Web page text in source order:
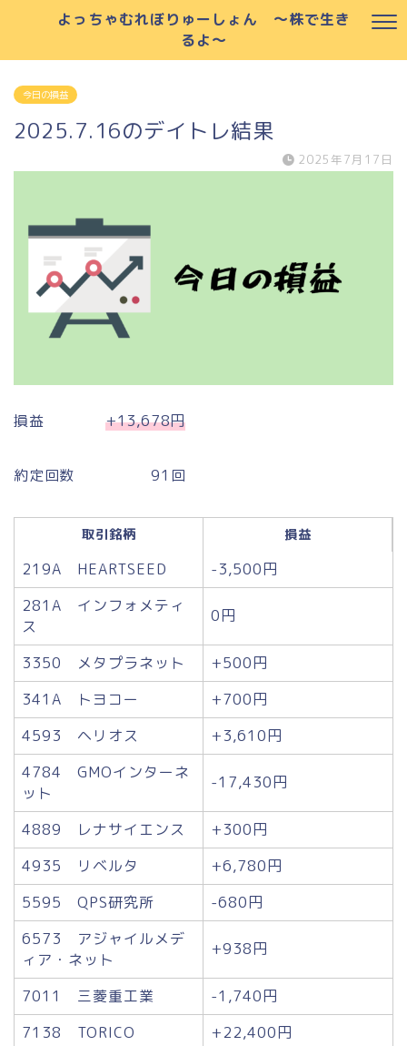
よっちゃむれぼりゅーしょん ～株で生き
るよ～
今日の損益
2025.7.16のデイトレ結果
2025年7月17日
損益 +13,678円
約定回数 91回
取引銘柄 損益
219A HEARTSEED
-3,500円
281A インフォメティ
ス
0円
3350 メタプラネット
+500円
341A トヨコー
+700円
4593 ヘリオス
+3,610円
4784 GMOインターネ
ット
-17,430円
4889 レナサイエンス
+300円
4935 リベルタ
+6,780円
5595 QPS研究所
-680円
6573 アジャイルメデ
ィア・ネット
+938円
7011 三菱重工業
-1,740円
7138 TORICO
+22,400円